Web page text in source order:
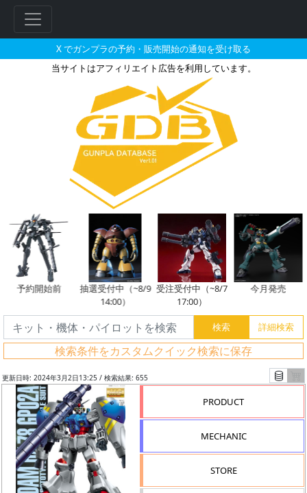
X でガンプラの予約・販売開始の通知を受け取る
当サイトはアフィリエイト広告を利用しています。
MG 1/100 GP02A ガンダム試作
予約開始前
抽選受付中（~8/9
14:00）
受注受付中（~8/7
17:00）
今月発売
検索条件をカスタムクイック検索に保存
更新日時: 2024年3月2日13:25 / 検索結果: 655
PRODUCT
MECHANIC
STORE